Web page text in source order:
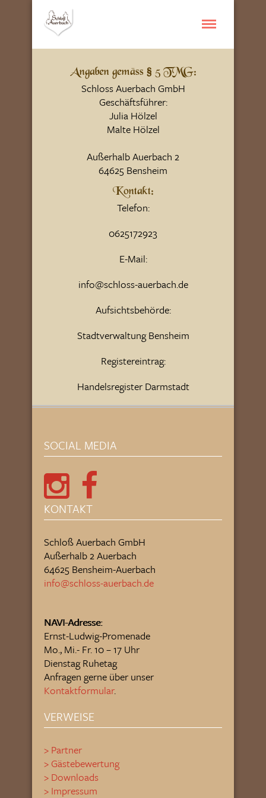
Angaben gemäss § 5 TMG:
Schloss Auerbach GmbH
Geschäftsführer:
Julia Hölzel
Malte Hölzel
Außerhalb Auerbach 2
64625 Bensheim
Kontakt:
Telefon:
0625172923
E-Mail:
info@schloss-auerbach.de
Aufsichtsbehörde:
Stadtverwaltung Bensheim
Registereintrag:
Handelsregister Darmstadt
SOCIAL MEDIA
KONTAKT
Schloß Auerbach GmbH
Außerhalb 2 Auerbach
64625 Bensheim-Auerbach
info@schloss-auerbach.de
NAVI-Adresse:
Ernst-Ludwig-Promenade
Mo., Mi.- Fr. 10 – 17 Uhr
Dienstag Ruhetag
Anfragen gerne über unser
Kontaktformular.
VERWEISE
> Partner
> Gästebewertung
> Downloads
> Impressum